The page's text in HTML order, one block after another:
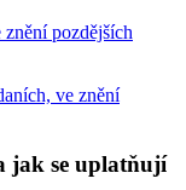
pozdějších
ve znění
jak se uplatňují